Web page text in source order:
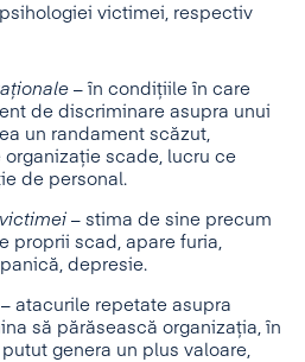
victimei, respectiv
– în condițiile în care
de discriminare asupra unui
un randament scăzut,
scade, lucru ce
de personal.
– stima de sine precum
proprii scad, apare furia,
depresie.
– atacurile repetate asupra
să părăsească organizația, în
genera un plus valoare,